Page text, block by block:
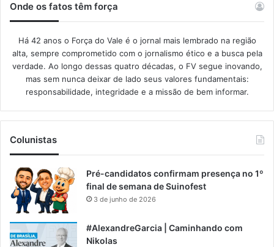
Onde os fatos têm força
Há 42 anos o Força do Vale é o jornal mais lembrado na região
alta, sempre comprometido com o jornalismo ético e a busca pela
verdade. Ao longo dessas quatro décadas, o FV segue inovando,
mas sem nunca deixar de lado seus valores fundamentais:
responsabilidade, integridade e a missão de bem informar.​
Colunistas
Pré-candidatos confirmam presença no 1º
final de semana de Suinofest
3 de junho de 2026
#AlexandreGarcia | Caminhando com
Nikolas